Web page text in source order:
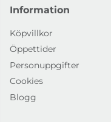
Information
Köpvillkor
Öppettider
Personuppgifter
Cookies
Blogg